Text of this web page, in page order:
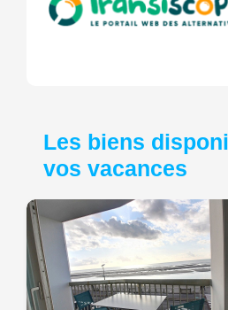
Les biens
vos vacances